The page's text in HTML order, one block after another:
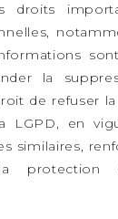
droits
la
de refuser
LGPD, en
similaires,
protection